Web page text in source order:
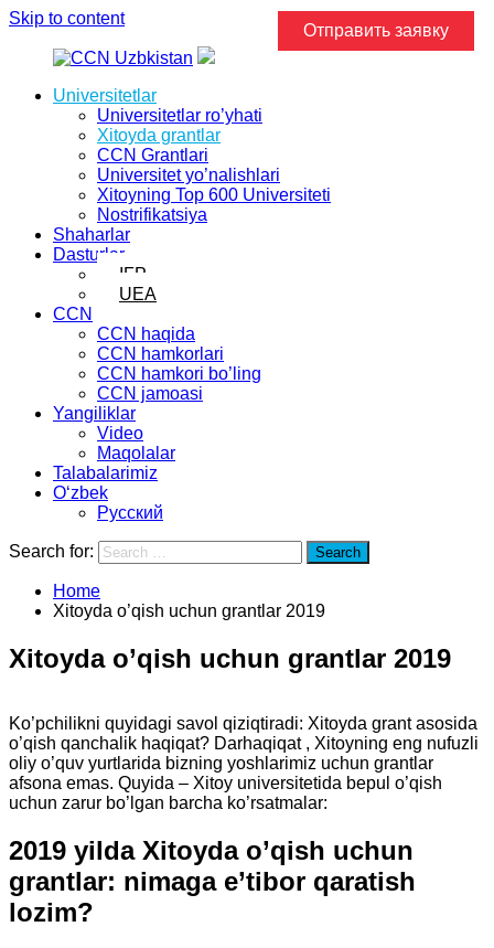
Skip to content
Universitetlar
Universitetlar ro’yhati
Xitoyda grantlar
CCN Grantlari
Universitet yo’nalishlari
Xitoyning Top 600 Universiteti
Nostrifikatsiya
Shaharlar
Dasturlar
IFP
UEA
CCN
CCN haqida
CCN hamkorlari
CCN hamkori bo’ling
CCN jamoasi
Yangiliklar
Video
Maqolalar
Talabalarimiz
Oʻzbek
Русский
Search for: Search
Home
Xitoyda o’qish uchun grantlar 2019
Xitoyda o’qish uchun grantlar 2019
Отправить заявку
Ko’pchilikni quyidagi savol qiziqtiradi: Xitoyda grant asosida
o’qish qanchalik haqiqat? Darhaqiqat , Xitoyning eng nufuzli
oliy o’quv yurtlarida bizning yoshlarimiz uchun grantlar
afsona emas. Quyida – Xitoy universitetida bepul o’qish
uchun zarur bo’lgan barcha ko’rsatmalar:
2019 yilda Xitoyda o’qish uchun
grantlar: nimaga e’tibor qaratish
lozim?